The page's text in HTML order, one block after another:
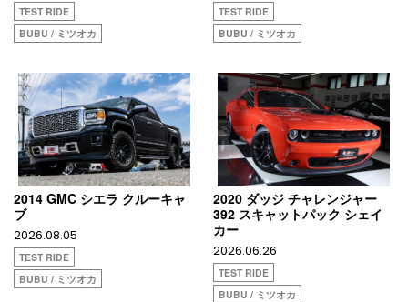
TEST RIDE
BUBU / ミツオカ
TEST RIDE
BUBU / ミツオカ
2014 GMC シエラ クルーキャ
ブ
2026.08.05
TEST RIDE
BUBU / ミツオカ
2020 ダッジ チャレンジャー
392 スキャットパック シェイ
カー
2026.06.26
TEST RIDE
BUBU / ミツオカ